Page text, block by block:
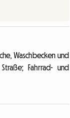
Waschbecken und
Fahrrad- und